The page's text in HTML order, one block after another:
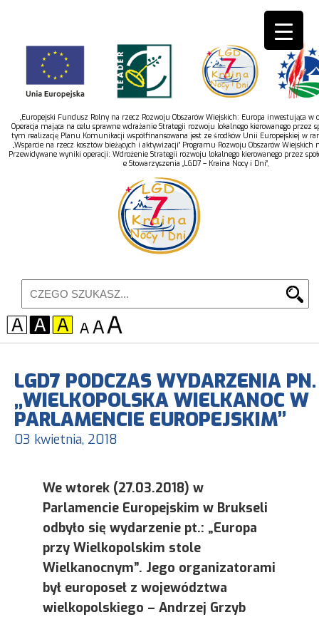
„Europejski Fundusz Rolny na rzecz Rozwoju Obszarów Wiejskich: Europa inwestująca w
Operacja mająca na celu sprawne wdrażanie Strategii rozwoju lokalnego kierowanego przez
tym realizację Planu Komunikacji współfinansowana jest ze środków Unii Europejskiej w
„Wsparcie na rzecz kosztów bieżących i aktywizacji” Programu Rozwoju Obszarów Wiejskich
Przewidywane wyniki operacji: Wdrożenie Strategii rozwoju lokalnego kierowanego przez
e Stowarzyszenia „LGD7 – Kraina Nocy i Dni”,
LGD7 PODCZAS WYDARZENIA PN.
„WIELKOPOLSKA WIELKANOC W
PARLAMENCIE EUROPEJSKIM”
03 kwietnia, 2018
We wtorek (27.03.2018) w
Parlamencie Europejskim w Brukseli
odbyło się wydarzenie pt.: „Europa
przy Wielkopolskim stole
Wielkanocnym”. Jego organizatorami
był europoseł z województwa
wielkopolskiego – Andrzej Grzyb